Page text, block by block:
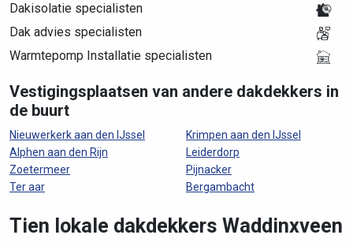
Dakisolatie specialisten
Dak advies specialisten
Warmtepomp Installatie specialisten
Vestigingsplaatsen van andere dakdekkers in
de buurt
Nieuwerkerk aan den IJssel
Alphen aan den Rijn
Zoetermeer
Ter aar
Krimpen aan den IJssel
Leiderdorp
Pijnacker
Bergambacht
Tien lokale dakdekkers Waddinxveen